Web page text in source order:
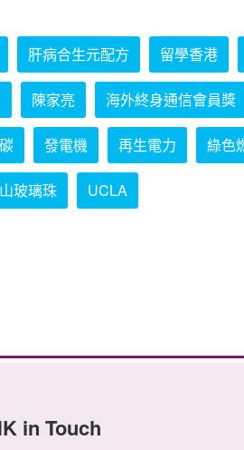
肝病合生元配方 留學香港
陳家亮 海外終身通信會員獎
發電機 再生電力 綠色
玻璃珠 UCLA
in Touch